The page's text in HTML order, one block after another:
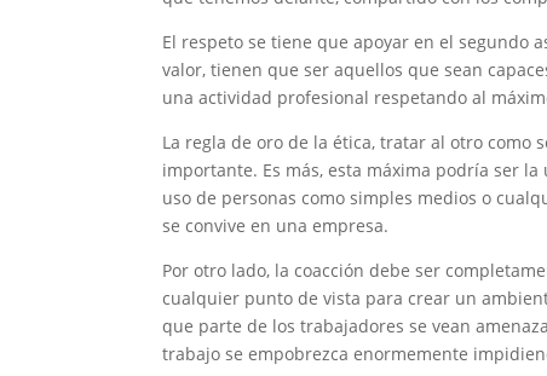
El respeto se tiene que apoyar en el segundo
valor, tienen que ser aquellos que sean
una actividad profesional respetando al
La regla de oro de la ética, tratar al otro como
importante. Es más, esta máxima podría ser
uso de personas como simples medios o
se convive en una empresa.
Por otro lado, la coacción debe ser
cualquier punto de vista para crear un
que parte de los trabajadores se vean
trabajo se empobrezca enormemente